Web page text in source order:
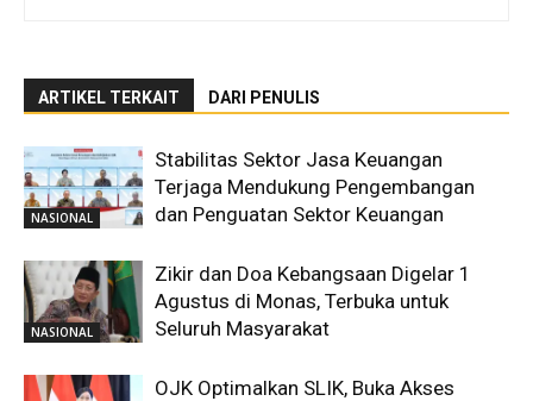
ARTIKEL TERKAIT DARI PENULIS
NASIONAL
Stabilitas Sektor Jasa Keuangan
Terjaga Mendukung Pengembangan
dan Penguatan Sektor Keuangan
NASIONAL
Zikir dan Doa Kebangsaan Digelar 1
Agustus di Monas, Terbuka untuk
Seluruh Masyarakat
OJK Optimalkan SLIK, Buka Akses